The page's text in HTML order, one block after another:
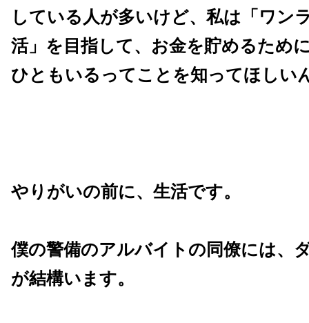
している人が多いけど、私は「ワン
活」を目指して、お金を貯めるため
ひともいるってことを知ってほしい
やりがいの前に、生活です。
僕の警備のアルバイトの同僚には、
が結構います。